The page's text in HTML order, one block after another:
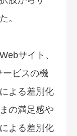
。
サイト、
ービスの機
よる差別化
の満足感や
よる差別化